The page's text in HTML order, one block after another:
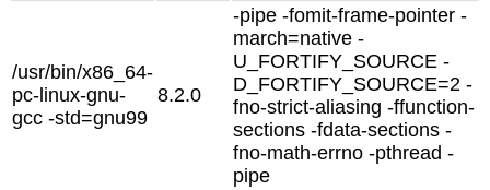
/usr/bin/x86_64-
pc-linux-gnu-
gcc -std=gnu99
8.2.0
-pipe -fomit-frame-pointer -
march=native -
U_FORTIFY_SOURCE -
D_FORTIFY_SOURCE=2 -
fno-strict-aliasing -ffunction-
sections -fdata-sections -
fno-math-errno -pthread -
pipe